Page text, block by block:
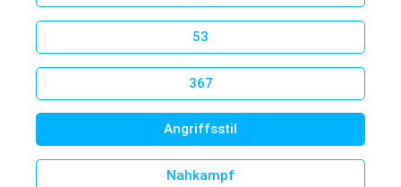
53
367
Angriffsstil
Nahkampf